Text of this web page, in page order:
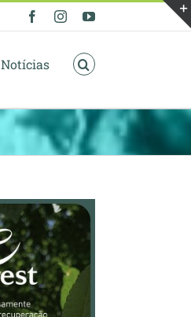
FacebookInstagramYouTube
Notícias